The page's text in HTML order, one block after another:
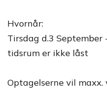
Hvornår:
Tirsdag d.3
tidsrum er ikke låst
Optagelserne vil